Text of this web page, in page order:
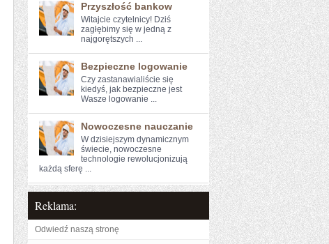
Przyszłość bankow
Witajcie czytelnicy! Dziś⁤
zagłębimy⁤ się ⁣w jedną z
najgorętszych ...
Bezpieczne logowanie
Czy zastanawialiście się​
kiedyś, jak bezpieczne jest
Wasze logowanie ...
Nowoczesne nauczanie
W ⁢dzisiejszym dynamicznym ​
świecie, nowoczesne
technologie rewolucjonizują
⁤każdą sferę ...
Reklama:
Odwiedź naszą stronę